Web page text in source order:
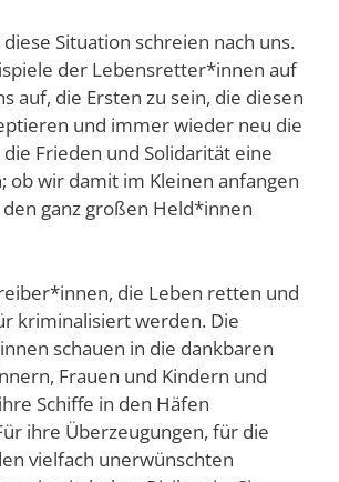
Situation schreien nach uns.
der Lebensretter*innen auf
auf, die Ersten zu sein, die diesen
und immer wieder neu die
die Frieden und Solidarität eine
ob wir damit im Kleinen anfangen
ganz großen Held*innen
die Leben retten und
kriminalisiert werden. Die
schauen in die dankbaren
Frauen und Kindern und
Schiffe in den Häfen
ihre Überzeugungen, für die
vielfach unerwünschten